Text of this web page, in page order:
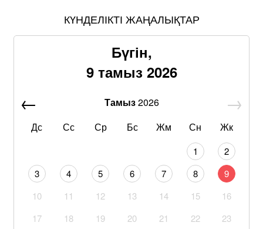
КҮНДЕЛІКТІ ЖАҢАЛЫҚТАР
Бүгін,
9 тамыз 2026
Тамыз2026
Дс
Сс Ср Бс Жм Сн Жк
1
2
3
4 5 6 7 8
9
10
11 12 13 14 15
16
17
18 19 20 21 22
23